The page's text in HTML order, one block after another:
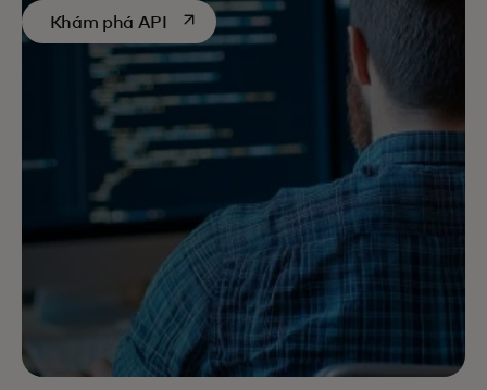
Khám phá API opens in a new tab